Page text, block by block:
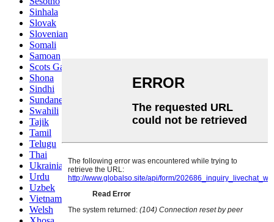
Sinhala
Slovak
Slovenian
Somali
Samoan
Scots Gaelic
Shona
Sindhi
Sundanese
Swahili
Tajik
Tamil
Telugu
Thai
Ukrainian
Urdu
Uzbek
Vietnamese
Welsh